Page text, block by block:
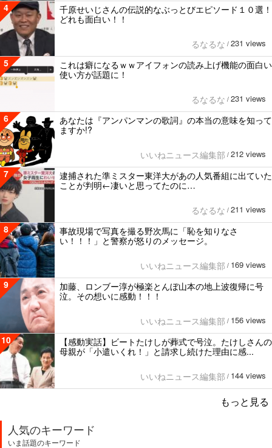
4
千原せいじさんの伝説的なぶっとびエピソード１０選！
どれも面白い！！
るなるな / 231 views
5
これは癖になるｗｗアイフォンの読み上げ機能の面白い
使い方が話題に！
るなるな / 231 views
6
あなたは『アンパンマンの歌詞』の本当の意味を知って
ますか!?
いいねニュース編集部 / 212 views
7
逮捕された準ミスター東洋大があの人気番組に出ていた
ことが判明←凄いと思ってたのに…
るなるな / 211 views
8
事故現場で写真を撮る野次馬に「恥を知りなさ
い！！！」と警察が怒りのメッセージ。
いいねニュース編集部 / 169 views
9
加藤、ロンブー淳が極楽とんぼ山本の地上波復帰に号
泣。その想いに感動！！！
いいねニュース編集部 / 156 views
10
【感動実話】ビートたけしが葬式で号泣。たけしさんの
母親が「小遣いくれ！」と請求し続けた理由に感...
いいねニュース編集部 / 144 views
もっと見る
人気のキーワード
いま話題のキーワード